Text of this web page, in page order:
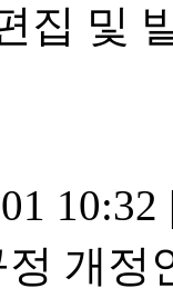
집 및
10:32
개정